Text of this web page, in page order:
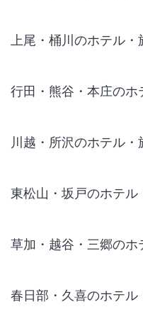
上尾・桶川のホテル
行田・熊谷・本庄の
川越・所沢のホテル・
東松山・坂戸のホテル
草加・越谷・三郷の
春日部・久喜のホテル